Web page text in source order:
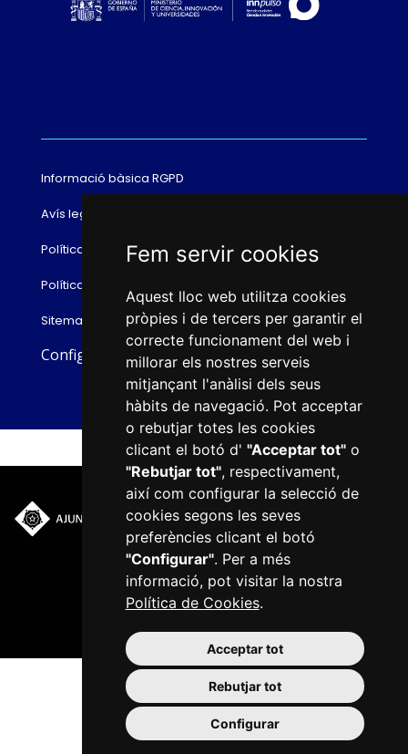
Fem servir cookies
Aquest lloc web utilitza cookies
pròpies i de tercers per garantir el
correcte funcionament del web i
millorar els nostres serveis
mitjançant l'anàlisi dels seus
hàbits de navegació. Pot acceptar
o rebutjar totes les cookies
clicant el botó d' "Acceptar tot"o
"Rebutjar tot", respectivament,
així com configurar la selecció de
cookies segons les seves
preferències clicant el botó
"Configurar". Per a més
informació, pot visitar la nostra
Política de Cookies.
Acceptar tot
Rebutjar tot
Configurar
Informació bàsica RGPD
Avís legal
Política de cookies
Política de privacitat
Sitemap
Configurar cookies
Plaça del Mercadal · 43201
977 010 010
ajuntament@reus.cat